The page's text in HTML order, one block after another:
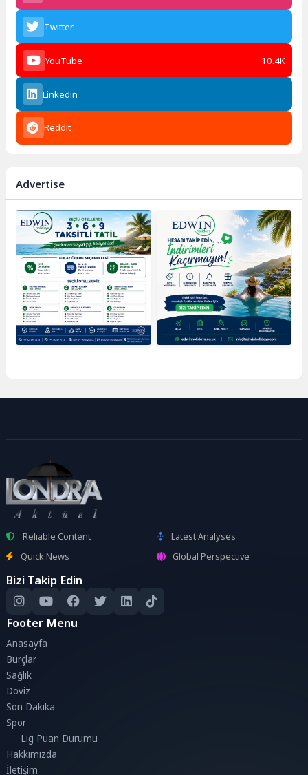
Twitter
YouTube 10.4K
Linkedin
Reddit
Advertise
Reliable Content
Latest Analyses
Quick News
Global Perspective
Bizi Takip Edin
Footer Menu
Anasayfa
Burçlar
Sağlık
Döviz
Son Dakika
Spor
Lig Puan Durumu
Hakkımızda
İletişim